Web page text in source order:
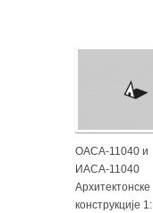
ОАСА-11040 и
ИАСА-11040
Архитектонске
конструкције 1: